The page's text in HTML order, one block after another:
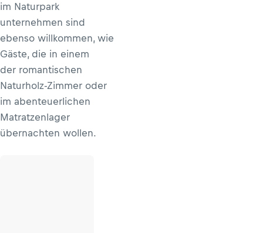
im Naturpark
unternehmen sind
ebenso willkommen, wie
Gäste, die in einem
der romantischen
Naturholz-Zimmer oder
im abenteuerlichen
Matratzenlager
übernachten wollen.